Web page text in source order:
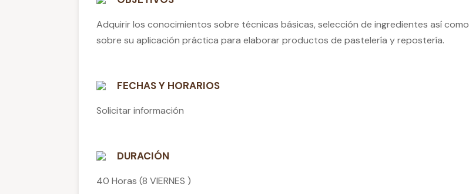
Adquirir los conocimientos sobre técnicas básicas, selección de ingredientes así como
sobre su aplicación práctica para elaborar productos de pastelería y repostería.
FECHAS Y HORARIOS
Solicitar información
DURACIÓN
40 Horas (8 VIERNES )